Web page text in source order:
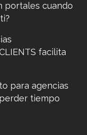
portales cuando
facilita
para agencias
tiempo